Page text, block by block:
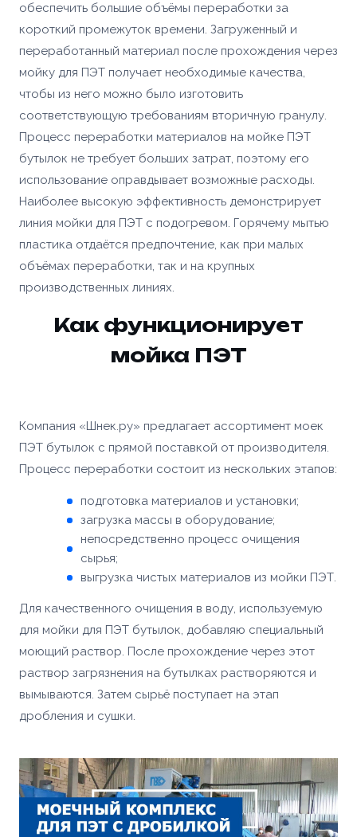
обеспечить большие объёмы переработки за
короткий промежуток времени. Загруженный и
переработанный материал после прохождения через
мойку для ПЭТ получает необходимые качества,
чтобы из него можно было изготовить
соответствующую требованиям вторичную гранулу.
Процесс переработки материалов на мойке ПЭТ
бутылок не требует больших затрат, поэтому его
использование оправдывает возможные расходы.
Наиболее высокую эффективность демонстрирует
линия мойки для ПЭТ с подогревом. Горячему мытью
пластика отдаётся предпочтение, как при малых
объёмах переработки, так и на крупных
производственных линиях.
Как функционирует
мойка ПЭТ
Компания «Шнек.ру» предлагает ассортимент моек
ПЭТ бутылок с прямой поставкой от производителя.
Процесс переработки состоит из нескольких этапов:
подготовка материалов и установки;
загрузка массы в оборудование;
непосредственно процесс очищения
сырья;
выгрузка чистых материалов из мойки ПЭТ.
Для качественного очищения в воду, используемую
для мойки для ПЭТ бутылок, добавляю специальный
моющий раствор. После прохождение через этот
раствор загрязнения на бутылках растворяются и
вымываются. Затем сырьё поступает на этап
дробления и сушки.
Ваше имя *